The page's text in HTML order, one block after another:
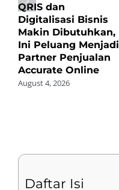
QRIS dan
Digitalisasi Bisnis
Makin Dibutuhkan,
Ini Peluang Menjadi
Partner Penjualan
Accurate Online
August 4, 2026
Daftar Isi